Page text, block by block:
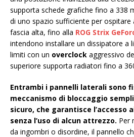
supporta schede grafiche fino a 338
di uno spazio sufficiente per ospitare
fascia alta, fino alla ROG Strix
intendono installare un dissipatore a
limiti con un overclock aggressivo
superiore supporta radiatori fino a
Entrambi i pannelli laterali sono
meccanismo di bloccaggio
sicuro, che garantisce l’accesso
senza l’uso di alcun attrezzo. Per
da ingombri o disordine, il pannello